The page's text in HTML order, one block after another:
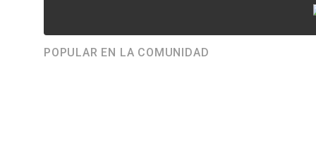
POPULAR EN LA COMUNIDAD